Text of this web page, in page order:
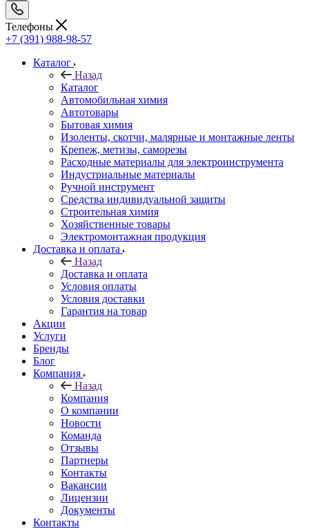
Телефоны
+7 (391) 988-98-57
Каталог
Назад
Каталог
Автомобильная химия
Автотовары
Бытовая химия
Изоленты, скотчи, малярные и монтажные ленты
Крепеж, метизы, саморезы
Расходные материалы для электроинструмента
Индустриальные материалы
Ручной инструмент
Средства индивидуальной защиты
Строительная химия
Хозяйственные товары
Электромонтажная продукция
Доставка и оплата
Назад
Доставка и оплата
Условия оплаты
Условия доставки
Гарантия на товар
Акции
Услуги
Бренды
Блог
Компания
Назад
Компания
О компании
Новости
Команда
Отзывы
Партнеры
Контакты
Вакансии
Лицензии
Документы
Контакты